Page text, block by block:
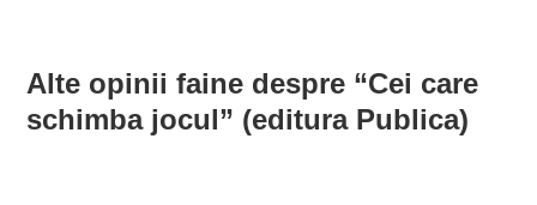
Alte opinii faine despre “Cei care
schimba jocul” (editura Publica)